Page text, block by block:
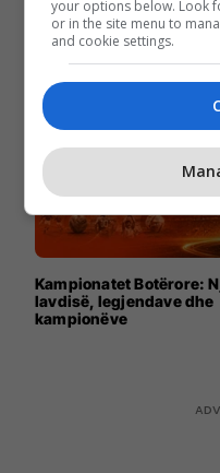
Kampionati
Kampionatet Botërore:
lavdisë, legjendave dhe
kampionëve
your options below. Look
or in the site menu to
and cookie settings.